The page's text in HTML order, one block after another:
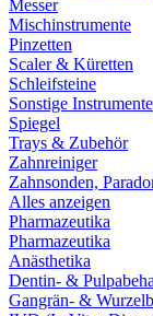
Messer
Mischinstrumente
Pinzetten
Scaler & Küretten
Schleifsteine
Sonstige Instrumente
Spiegel
Trays & Zubehör
Zahnreiniger
Zahnsonden,
Alles anzeigen
Pharmazeutika
Pharmazeutika
Anästhetika
Dentin- &
Gangrän- &